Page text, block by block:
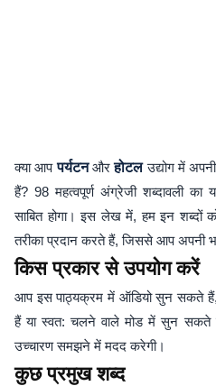
क्या आपपर्यटनऔरहोटलउद्योग में
हैं? 98 महत्वपूर्ण अंग्रेजी शब्दावली
साबित होगा। इस लेख में, हम इन
तरीका प्रदान करते हैं, जिससे आप अपनी
किस प्रकार से उपयोग करें
आप इस पाठ्यक्रम में ऑडियो सुन सकते
हैं या स्वत: चलने वाले मोड में सुन सकते
उच्चारण समझने में मदद करेगी।
कुछ प्रमुख शब्द